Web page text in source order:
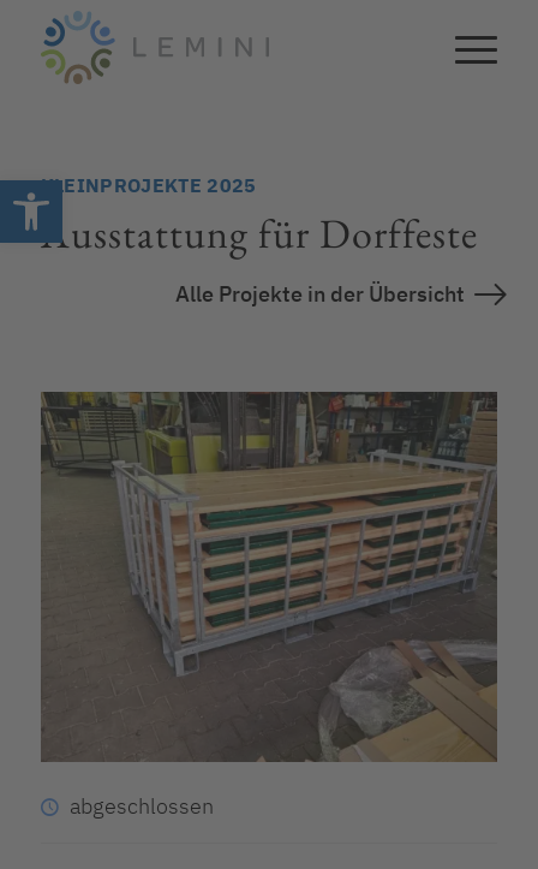
Open toolbar
KLEINPROJEKTE 2025
Ausstattung für Dorffeste
Alle Projekte in der Übersicht
abgeschlossen